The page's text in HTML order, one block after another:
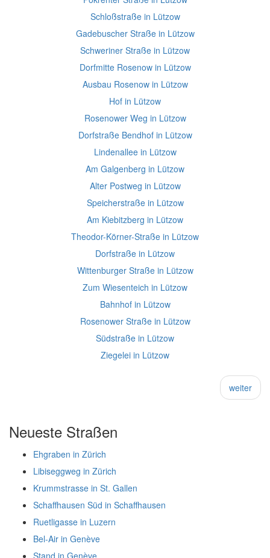
Schloßstraße in Lützow
Gadebuscher Straße in Lützow
Schweriner Straße in Lützow
Dorfmitte Rosenow in Lützow
Ausbau Rosenow in Lützow
Hof in Lützow
Rosenower Weg in Lützow
Dorfstraße Bendhof in Lützow
Lindenallee in Lützow
Am Galgenberg in Lützow
Alter Postweg in Lützow
Speicherstraße in Lützow
Am Kiebitzberg in Lützow
Theodor-Körner-Straße in Lützow
Dorfstraße in Lützow
Wittenburger Straße in Lützow
Zum Wiesenteich in Lützow
Bahnhof in Lützow
Rosenower Straße in Lützow
Südstraße in Lützow
Ziegelei in Lützow
weiter
Neueste Straßen
Ehgraben in Zürich
Libiseggweg in Zürich
Krummstrasse in St. Gallen
Schaffhausen Süd in Schaffhausen
Ruetligasse in Luzern
Bel-Air in Genève
Stand in Genève